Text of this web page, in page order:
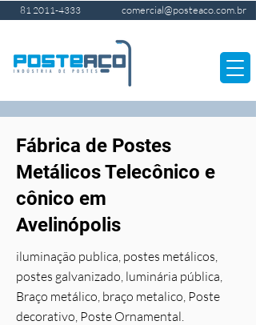
81 2011-4333 comercial@posteaco.com.br
Fábrica de Postes
Metálicos Telecônico e
cônico em
Avelinópolis
iluminação publica, postes metálicos,
postes galvanizado, luminária pública,
Braço metálico, braço metalico, Poste
decorativo, Poste Ornamental.